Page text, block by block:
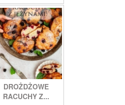
DROŻDŻOWE
RACUCHY Z...